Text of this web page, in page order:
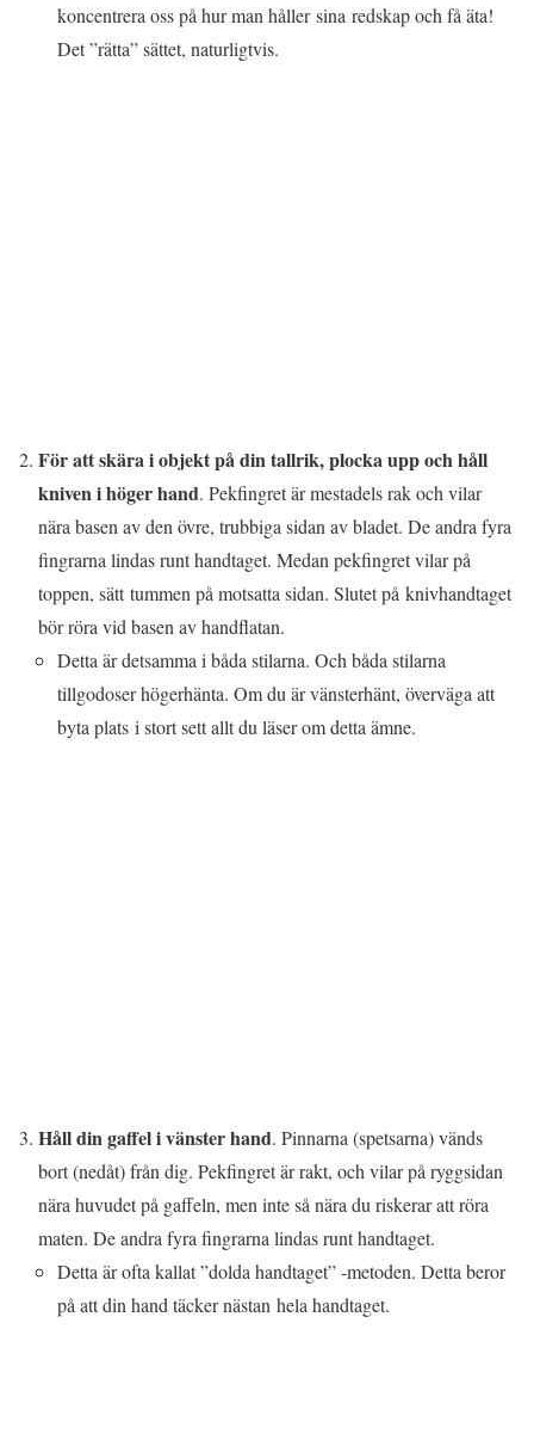
koncentrera oss på hur man håller sina redskap och få äta!
Det ”rätta” sättet, naturligtvis.
För att skära i objekt på din tallrik, plocka upp och håll
kniven i höger hand. Pekfingret är mestadels rak och vilar
nära basen av den övre, trubbiga sidan av bladet. De andra fyra
fingrarna lindas runt handtaget. Medan pekfingret vilar på
toppen, sätt tummen på motsatta sidan. Slutet på knivhandtaget
bör röra vid basen av handflatan.
Detta är detsamma i båda stilarna. Och båda stilarna
tillgodoser högerhänta. Om du är vänsterhänt, överväga att
byta plats i stort sett allt du läser om detta ämne.
Håll din gaffel i vänster hand. Pinnarna (spetsarna) vänds
bort (nedåt) från dig. Pekfingret är rakt, och vilar på ryggsidan
nära huvudet på gaffeln, men inte så nära du riskerar att röra
maten. De andra fyra fingrarna lindas runt handtaget.
Detta är ofta kallat ”dolda handtaget” -metoden. Detta beror
på att din hand täcker nästan hela handtaget.